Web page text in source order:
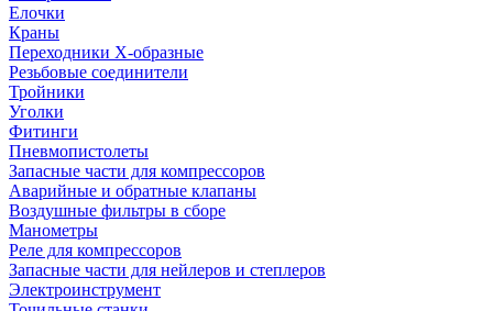
Елочки
Краны
Переходники Х-образные
Резьбовые соединители
Тройники
Уголки
Фитинги
Пневмопистолеты
Запасные части для компрессоров
Аварийные и обратные клапаны
Воздушные фильтры в сборе
Манометры
Реле для компрессоров
Запасные части для нейлеров и степлеров
Электроинструмент